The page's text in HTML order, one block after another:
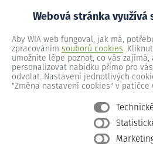
Webová stránka využívá
Aby WIA web fungoval, jak má,
zpracováním souborů cookies.
umožníte lépe poznat, co vás zajímá,
personalizovat nabídku přímo pro
odvolat. Nastavení jednotlivých
"Změna nastavení cookies" v patičce
Kostelany nad Moravou č.p.
Kostelany nad Moravou č.p.
Kostelany nad Moravou č.p.